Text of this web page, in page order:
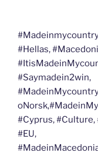
#Hellas,
#Saymadein2win,
#Cyprus,
#EU,